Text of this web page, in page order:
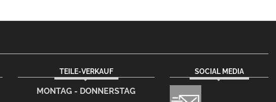
TEILE-VERKAUF
MONTAG - DONNERSTAG
SOCIAL MEDIA